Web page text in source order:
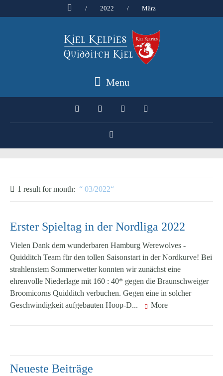
/ 2022 / März
Menu
1 result formonth: 03/2022
Erster Spieltag in der Nordliga 2022
Vielen Dank dem wunderbaren Hamburg Werewolves -
Quidditch Team für den tollen Saisonstart in der Nordkurve! Bei
strahlenstem Sommerwetter konnten wir zunächst eine
ehrenvolle Niederlage mit 160 : 40* gegen die Braunschweiger
Broomicorns Quidditch verbuchen. Gegen eine in solcher
Geschwindigkeit aufgebauten Hoop-D...
More
Neueste Beiträge